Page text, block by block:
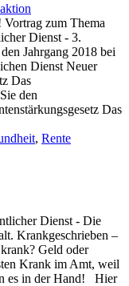
zum Thema
Dienst - 3.
Jahrgang 2018 bei
Dienst Neuer
Das
den
Das
, Rente
Dienst - Die
Krankgeschrieben –
Geld oder
Krank im Amt, weil
es in der Hand! Hier